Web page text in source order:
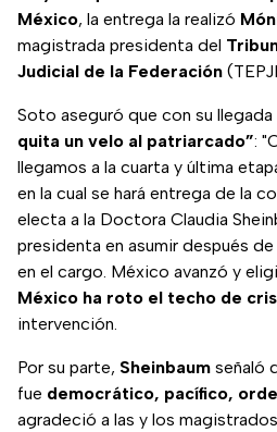
México, la entrega la realizó
magistrada presidenta del
Judicial de la Federación
Soto aseguró que con su llegada
quita un velo al patriarcado”:
llegamos a la cuarta y última
en la cual se hará entrega de la
electa a la Doctora Claudia
presidenta en asumir después
en el cargo. México avanzó y
México ha roto el techo de
intervención.
Por su parte, Sheinbaum señaló
fue democrático, pacífico,
agradeció a las y los